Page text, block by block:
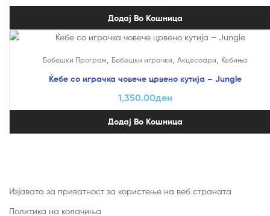
Додај Во Кошница
Бебешки Програм Бебешки играчки Акцесоари Ќебиња
Ќебе со играчка човече црвено кутија – Jungle
1,350.00ден
Додај Во Кошница
Изјавата за приватност за користење на веб страната
Политика на колачиња